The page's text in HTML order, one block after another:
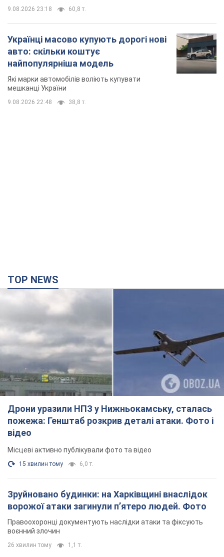
9.08.2026 23:18 60,8 т.
Українці масово купують дорогі нові
авто: скільки коштує
найпопулярніша модель
Які марки автомобілів воліють купувати
мешканці України
9.08.2026 22:48 38,8 т.
TOP NEWS
Дрони уразили НПЗ у Нижньокамську, сталась
пожежа: Генштаб розкрив деталі атаки. Фото і
відео
Місцеві активно публікували фото та відео
15 хвилин тому 6,0 т.
Зруйновано будинки: на Харківщині внаслідок
ворожої атаки загинули п’ятеро людей. Фото
Правоохоронці документують наслідки атаки та фіксують
воєнний злочин
26 хвилин тому 1,1 т.